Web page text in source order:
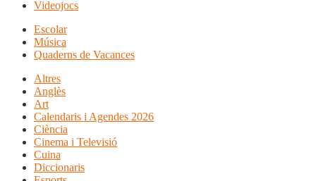
Videojocs
Escolar
Música
Quaderns de Vacances
Altres
Anglès
Art
Calendaris i Agendes 2026
Ciència
Cinema i Televisió
Cuina
Diccionaris